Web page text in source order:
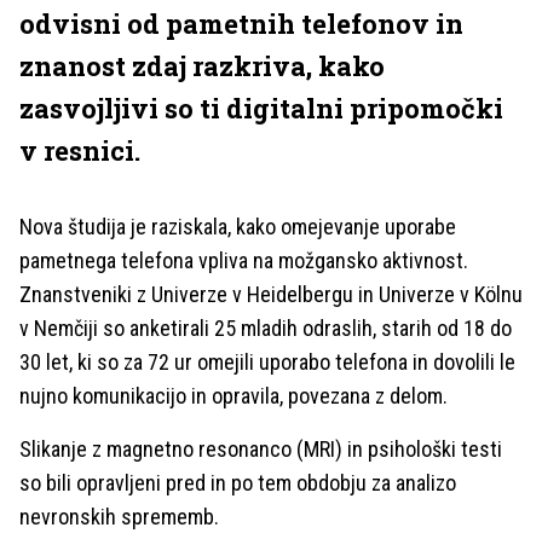
odvisni od pametnih telefonov in
znanost zdaj razkriva, kako
zasvojljivi so ti digitalni pripomočki
v resnici.
Nova študija je raziskala, kako omejevanje uporabe
pametnega telefona vpliva na možgansko aktivnost.
Znanstveniki z Univerze v Heidelbergu in Univerze v Kölnu
v Nemčiji so anketirali 25 mladih odraslih, starih od 18 do
30 let, ki so za 72 ur omejili uporabo telefona in dovolili le
nujno komunikacijo in opravila, povezana z delom.
Slikanje z magnetno resonanco (MRI) in psihološki testi
so bili opravljeni pred in po tem obdobju za analizo
nevronskih sprememb.